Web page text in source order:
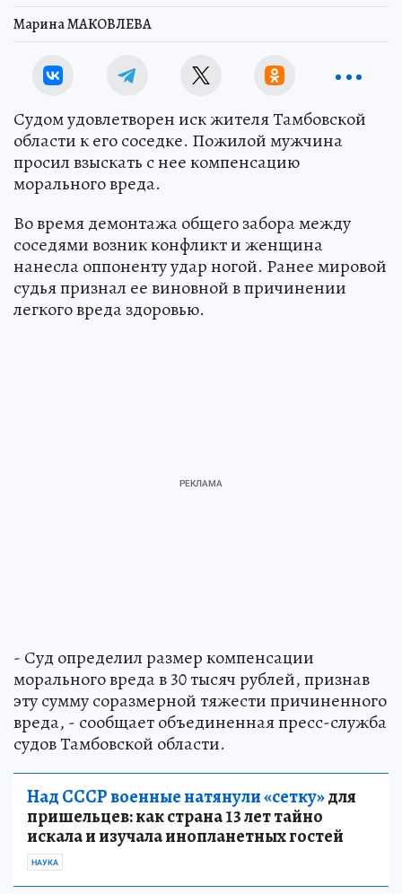
Марина МАКОВЛЕВА
Судом удовлетворен иск жителя Тамбовской
области к его соседке. Пожилой мужчина
просил взыскать с нее компенсацию
морального вреда.
Во время демонтажа общего забора между
соседями возник конфликт и женщина
нанесла оппоненту удар ногой. Ранее мировой
судья признал ее виновной в причинении
легкого вреда здоровью.
- Суд определил размер компенсации
морального вреда в 30 тысяч рублей, признав
эту сумму соразмерной тяжести причиненного
вреда, - сообщает объединенная пресс-служба
судов Тамбовской области.
Над СССР военные натянули «сетку»для
пришельцев: как страна 13 лет тайно
искала и изучала инопланетных гостей
НАУКА